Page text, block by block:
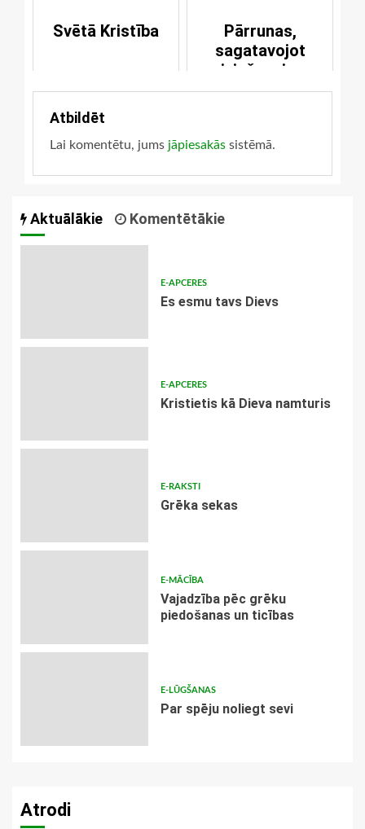
Svētā Kristība
Pārrunas,
sagatavojot
aiziešanai no
dzīves
Atbildēt
Lai komentētu, jums jāpiesakās sistēmā.
Aktuālākie Komentētākie
E-APCERES
Es esmu tavs Dievs
E-APCERES
Kristietis kā Dieva namturis
E-RAKSTI
Grēka sekas
E-MĀCĪBA
Vajadzība pēc grēku
piedošanas un ticības
E-LŪGŠANAS
Par spēju noliegt sevi
Atrodi